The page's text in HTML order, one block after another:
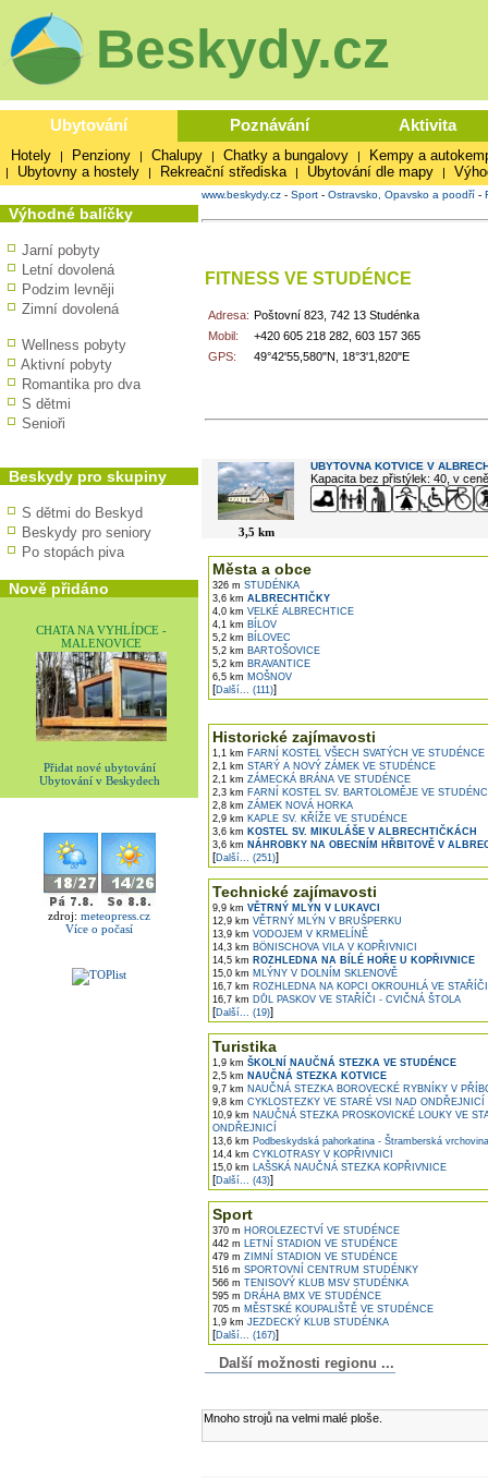
Beskydy.cz
Ubytování Poznávání Aktivita
Hotely | Penziony | Chalupy | Chatky a bungalovy | Kempy a
| Ubytovny a hostely | Rekreační střediska | Ubytování dle mapy |
Výhodné balíčky
Jarní pobyty
Letní dovolená
Podzim levněji
Zimní dovolená
Wellness pobyty
Aktivní pobyty
Romantika pro dva
S dětmi
Senioři
Beskydy pro skupiny
S dětmi do Beskyd
Beskydy pro seniory
Po stopách piva
Nově přidáno
CHATA NA VYHLÍDCE -
MALENOVICE
Přidat nové ubytování
Ubytování v Beskydech
zdroj: meteopress.cz
Více o počasí
www.beskydy.cz - Sport - Ostravsko, Opavsko a poodří -
FITNESS VE STUDÉNCE
Adresa: Poštovní 823, 742 13 Studénka
Mobil:
+420 605 218 282, 603 157 365
GPS:
49°42'55,580"N, 18°3'1,820"E
3,5 km
UBYTOVNA KOTVICE V
Kapacita bez přistýlek: 40, v
Města a obce
326 m STUDÉNKA
3,6 km ALBRECHTIČKY
4,0 km VELKÉ ALBRECHTICE
4,1 km BÍLOV
5,2 km BÍLOVEC
5,2 km BARTOŠOVICE
5,2 km BRAVANTICE
6,5 km MOŠNOV
[Další... (111)]
Historické zajímavosti
1,1 km FARNÍ KOSTEL VŠECH SVATÝCH VE STUDÉNCE
2,1 km STARÝ A NOVÝ ZÁMEK VE STUDÉNCE
2,1 km ZÁMECKÁ BRÁNA VE STUDÉNCE
2,3 km FARNÍ KOSTEL SV. BARTOLOMĚJE VE
2,8 km ZÁMEK NOVÁ HORKA
2,9 km KAPLE SV. KŘÍŽE VE STUDÉNCE
3,6 km KOSTEL SV. MIKULÁŠE V ALBRECHTIČKÁCH
3,6 km NÁHROBKY NA OBECNÍM HŘBITOVĚ V
[Další... (251)]
Technické zajímavosti
9,9 km VĚTRNÝ MLÝN V LUKAVCI
12,9 km VĚTRNÝ MLÝN V BRUŠPERKU
13,9 km VODOJEM V KRMELÍNĚ
14,3 km BÖNISCHOVA VILA V KOPŘIVNICI
14,5 km ROZHLEDNA NA BÍLÉ HOŘE U KOPŘIVNICE
15,0 km MLÝNY V DOLNÍM SKLENOVĚ
16,7 km ROZHLEDNA NA KOPCI OKROUHLÁ VE STAŘÍČI
16,7 km DŮL PASKOV VE STAŘÍČI - CVIČNÁ ŠTOLA
[Další... (19)]
Turistika
1,9 km ŠKOLNÍ NAUČNÁ STEZKA VE STUDÉNCE
2,5 km NAUČNÁ STEZKA KOTVICE
9,7 km NAUČNÁ STEZKA BOROVECKÉ RYBNÍKY V
9,8 km CYKLOSTEZKY VE STARÉ VSI NAD ONDŘEJNICÍ
10,9 km NAUČNÁ STEZKA PROSKOVICKÉ LOUKY VE
ONDŘEJNICÍ
13,6 km Podbeskydská pahorkatina - Štramberská vrchovina
14,4 km CYKLOTRASY V KOPŘIVNICI
15,0 km LAŠSKÁ NAUČNÁ STEZKA KOPŘIVNICE
[Další... (43)]
Sport
370 m HOROLEZECTVÍ VE STUDÉNCE
442 m LETNÍ STADION VE STUDÉNCE
479 m ZIMNÍ STADION VE STUDÉNCE
516 m SPORTOVNÍ CENTRUM STUDÉNKY
566 m TENISOVÝ KLUB MSV STUDÉNKA
595 m DRÁHA BMX VE STUDÉNCE
705 m MĚSTSKÉ KOUPALIŠTĚ VE STUDÉNCE
1,9 km JEZDECKÝ KLUB STUDÉNKA
[Další... (167)]
Další možnosti regionu ...
Mnoho strojů na velmi malé ploše.